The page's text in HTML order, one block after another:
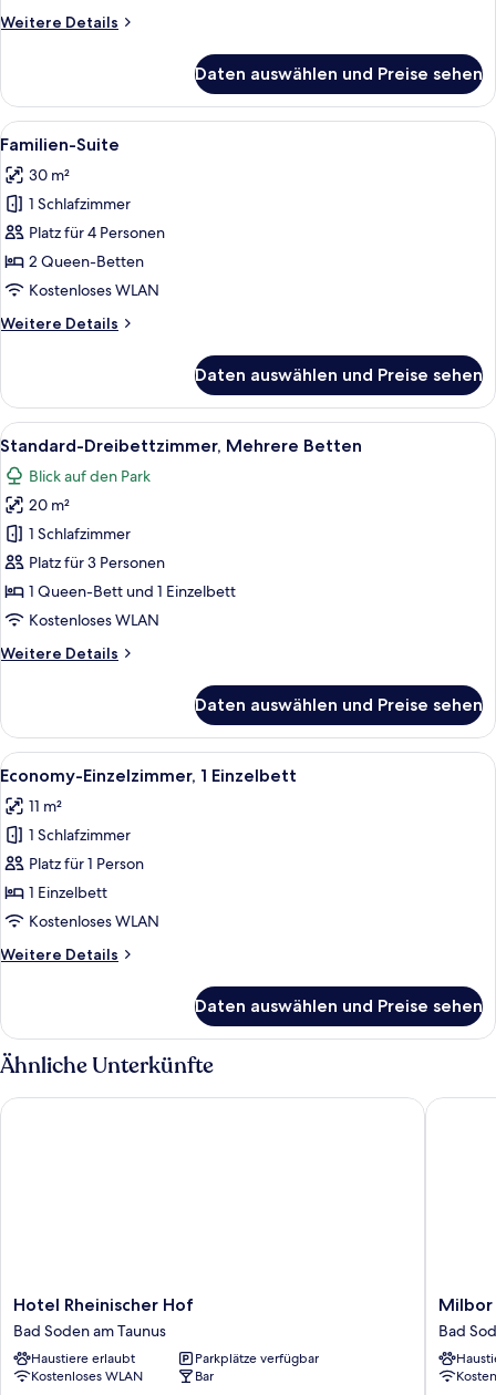
Weitere Details
Weitere
Doppelzimmer,
Queen-
Daten auswählen und Preise sehen
Alle
Fotos
für
Familien-
Suite
anzeigen
Ein gemütliches Zimmer mit einem
7
Familien-Suite
30 m²
1 Schlafzimmer
Platz für 4 Personen
2 Queen-Betten
Kostenloses WLAN
Weitere Details
Weitere
Suite
Daten auswählen und Preise sehen
Alle
Fotos
für
Standard-
Dreibettzimmer,
Mehrere
Betten
anzeigen
Ein Hotelzimmer mit Bett,
6
Standard-Dreibettzimmer, Mehrere Betten
Blick auf den Park
20 m²
1 Schlafzimmer
Platz für 3 Personen
1 Queen-Bett und 1 Einzelbett
Kostenloses WLAN
Weitere Details
Weitere
Dreibettzimmer,
Mehrere
Betten
Daten auswählen und Preise sehen
Alle
Fotos
für
Economy-
Einzelzimmer,
1 Einzelbett
anzeigen
Ein Hotelzimmer mit Bett, Sessel,
6
Economy-Einzelzimmer, 1 Einzelbett
11 m²
1 Schlafzimmer
Platz für 1 Person
1 Einzelbett
Kostenloses WLAN
Weitere Details
Weitere
Einzelzimmer,
1 Einzelbett
Daten auswählen und Preise sehen
Ähnliche Unterkünfte
Hotel
Rheinischer
Hof
Bad
Soden
Hotel Rheinischer Hof
Bad Soden am Taunus
Haustiere erlaubt
Parkplätze verfügbar
Kostenloses WLAN
Bar
Hotel Rheinischer Hof
Milbor
Hotel
Bad
Soden
am
Bad
Milbor